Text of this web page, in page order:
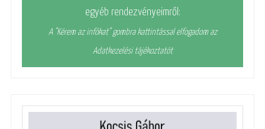
egyéb rendezvényeimről:
A "Kérem az infókat" gombra kattintással elfogadom az
Adatkezelési tájékoztatót